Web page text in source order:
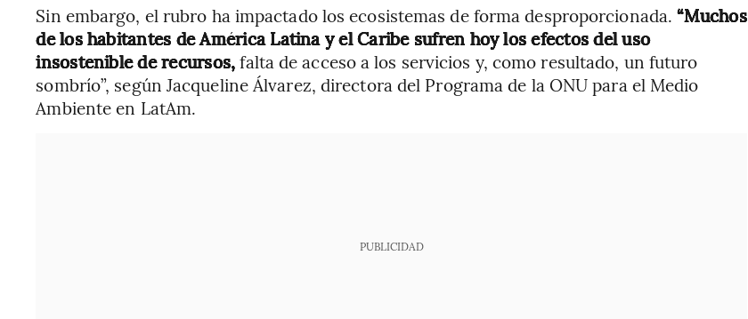
Sin embargo, el rubro ha impactado los ecosistemas de forma desproporcionada.“Muchos
de los habitantes de América Latina y el Caribe sufren hoy los efectos del uso
insostenible de recursos,falta de acceso a los servicios y, como resultado, un futuro
sombrío”, según Jacqueline Álvarez, directora del Programa de la ONU para el Medio
Ambiente en LatAm.
PUBLICIDAD